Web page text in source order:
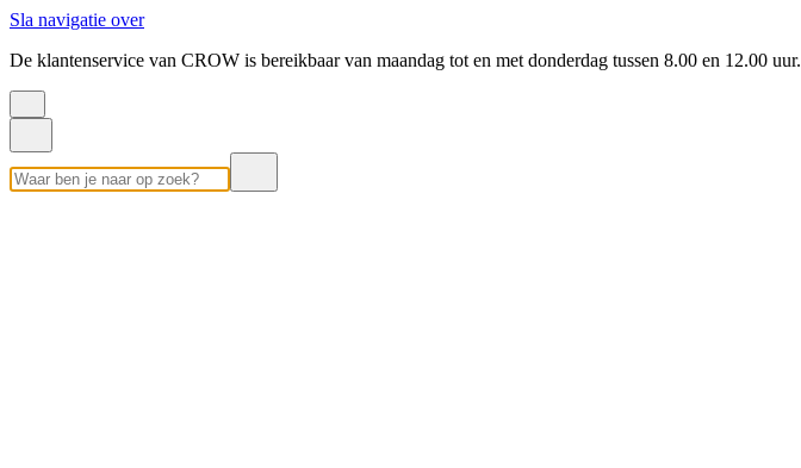
Sla navigatie over
De klantenservice van CROW is bereikbaar van maandag tot en met donderdag tussen 8.00 en 12.00 uur.